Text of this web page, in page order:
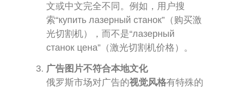
文或中文完全不同。例如，用户搜
索“купить лазерный станок”（购买激
光切割机），而不是“лазерный
станок цена”（激光切割机价格）。
广告图片不符合本地文化
俄罗斯市场对广告的视觉风格有特殊的